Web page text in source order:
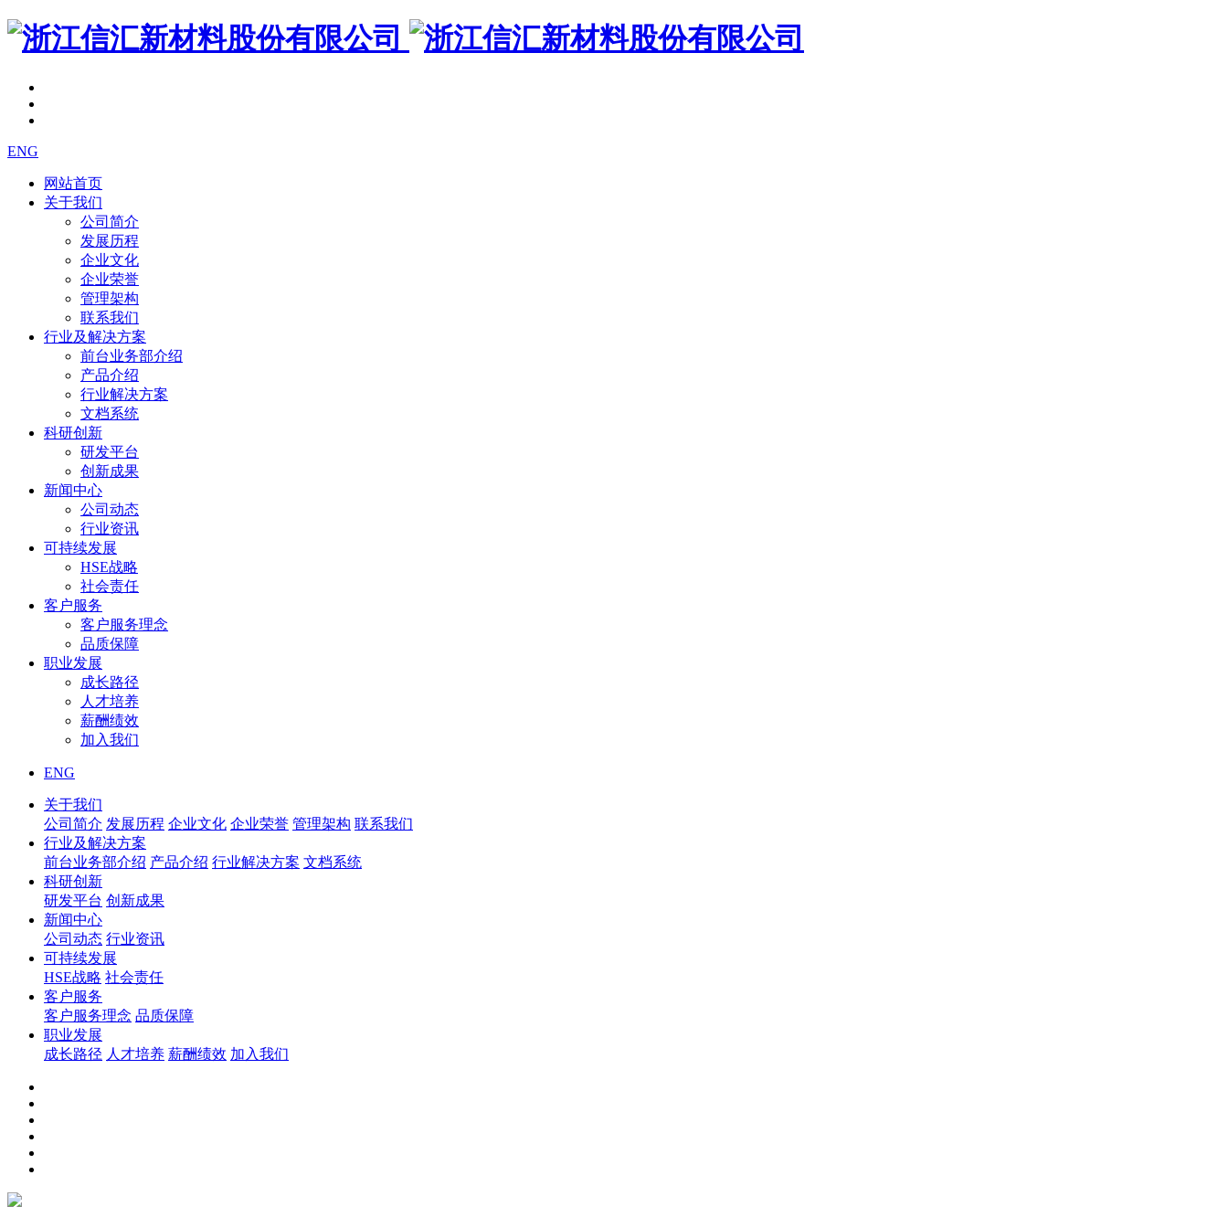
ENG
网站首页
关于我们
公司简介
发展历程
企业文化
企业荣誉
管理架构
联系我们
行业及解决方案
前台业务部介绍
产品介绍
行业解决方案
文档系统
科研创新
研发平台
创新成果
新闻中心
公司动态
行业资讯
可持续发展
HSE战略
社会责任
客户服务
客户服务理念
品质保障
职业发展
成长路径
人才培养
薪酬绩效
加入我们
ENG
关于我们
公司简介 发展历程 企业文化 企业荣誉 管理架构 联系我们
行业及解决方案
前台业务部介绍 产品介绍 行业解决方案 文档系统
科研创新
研发平台 创新成果
新闻中心
公司动态 行业资讯
可持续发展
HSE战略 社会责任
客户服务
客户服务理念 品质保障
职业发展
成长路径 人才培养 薪酬绩效 加入我们